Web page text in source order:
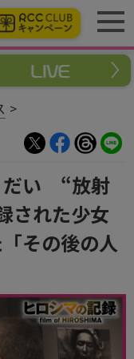
だい “放射
された少女
その後の人